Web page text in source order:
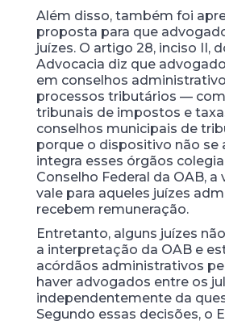
Além disso, também foi
proposta para que
juízes. O artigo 28, inciso II,
Advocacia diz que
em conselhos
processos tributários —
tribunais de impostos e
conselhos municipais de
porque o dispositivo não se
integra esses órgãos
Conselho Federal da OAB, a
vale para aqueles juízes
recebem remuneração.
Entretanto, alguns juízes
a interpretação da OAB e
acórdãos administrativos
haver advogados entre os
independentemente da
Segundo essas decisões, o